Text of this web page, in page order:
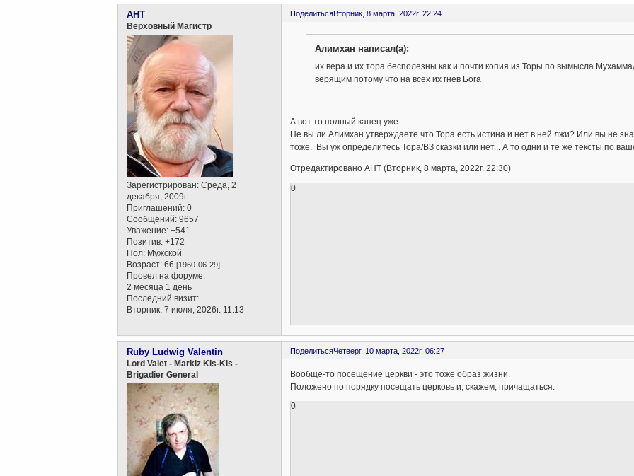
ПоделитьсяВторник, 8 марта, 2022г. 22:24
AHT
Верховный Магистр
Зарегистрирован: Среда, 2
декабря, 2009г.
Приглашений: 0
Сообщений: 9657
Уважение: +541
Позитив: +172
Пол: Мужской
Возраст: 66[1960-06-29]
Провел на форуме:
2 месяца 1 день
Последний визит:
Вторник, 7 июля, 2026г. 11:13
Алимхан написал(а):
их вера и их тора бесполезны как и почти копия из Торы по вымысла
верящим потому что на всех их гнев Бога
А вот то полный капец уже...
Не вы ли Алимхан утверждаете что Тора есть истина и нет в ней лжи? Или вы не
тоже. Вы уж определитесь Тора/ВЗ сказки или нет... А то одни и те же тексты по
Отредактировано AHT (Вторник, 8 марта, 2022г. 22:30)
0
ПоделитьсяЧетверг, 10 марта, 2022г. 06:27
Ruby Ludwig Valentin
Lord Valet - Markiz Kis-Kis -
Brigadier General
Вообще-то посещение церкви - это тоже образ жизни.
Положено по порядку посещать церковь и, скажем, причащаться.
0